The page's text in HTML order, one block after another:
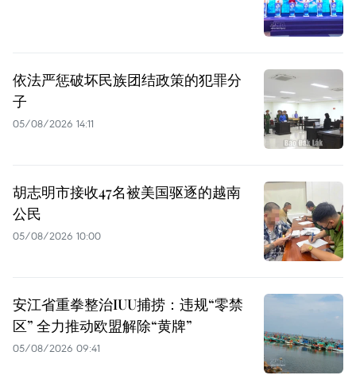
依法严惩破坏民族团结政策的犯罪分
子
05/08/2026 14:11
胡志明市接收47名被美国驱逐的越南
公民
05/08/2026 10:00
安江省重拳整治IUU捕捞：违规“零禁
区” 全力推动欧盟解除“黄牌”
05/08/2026 09:41